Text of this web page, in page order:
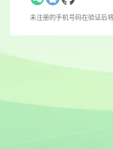
未注册的手机号码在验证后